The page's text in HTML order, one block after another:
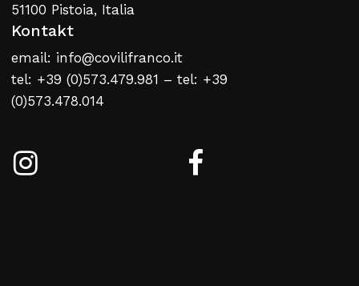
51100 Pistoia, Italia
Kontakt
email: info@covilifranco.it
tel: +39 (0)573.479.981 – tel: +39
(0)573.478.014